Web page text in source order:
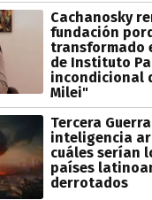
Cachanosky
fundación
transformado
de Instituto
incondicional
Milei"
Tercera
inteligencia
cuáles serían
países
derrotados